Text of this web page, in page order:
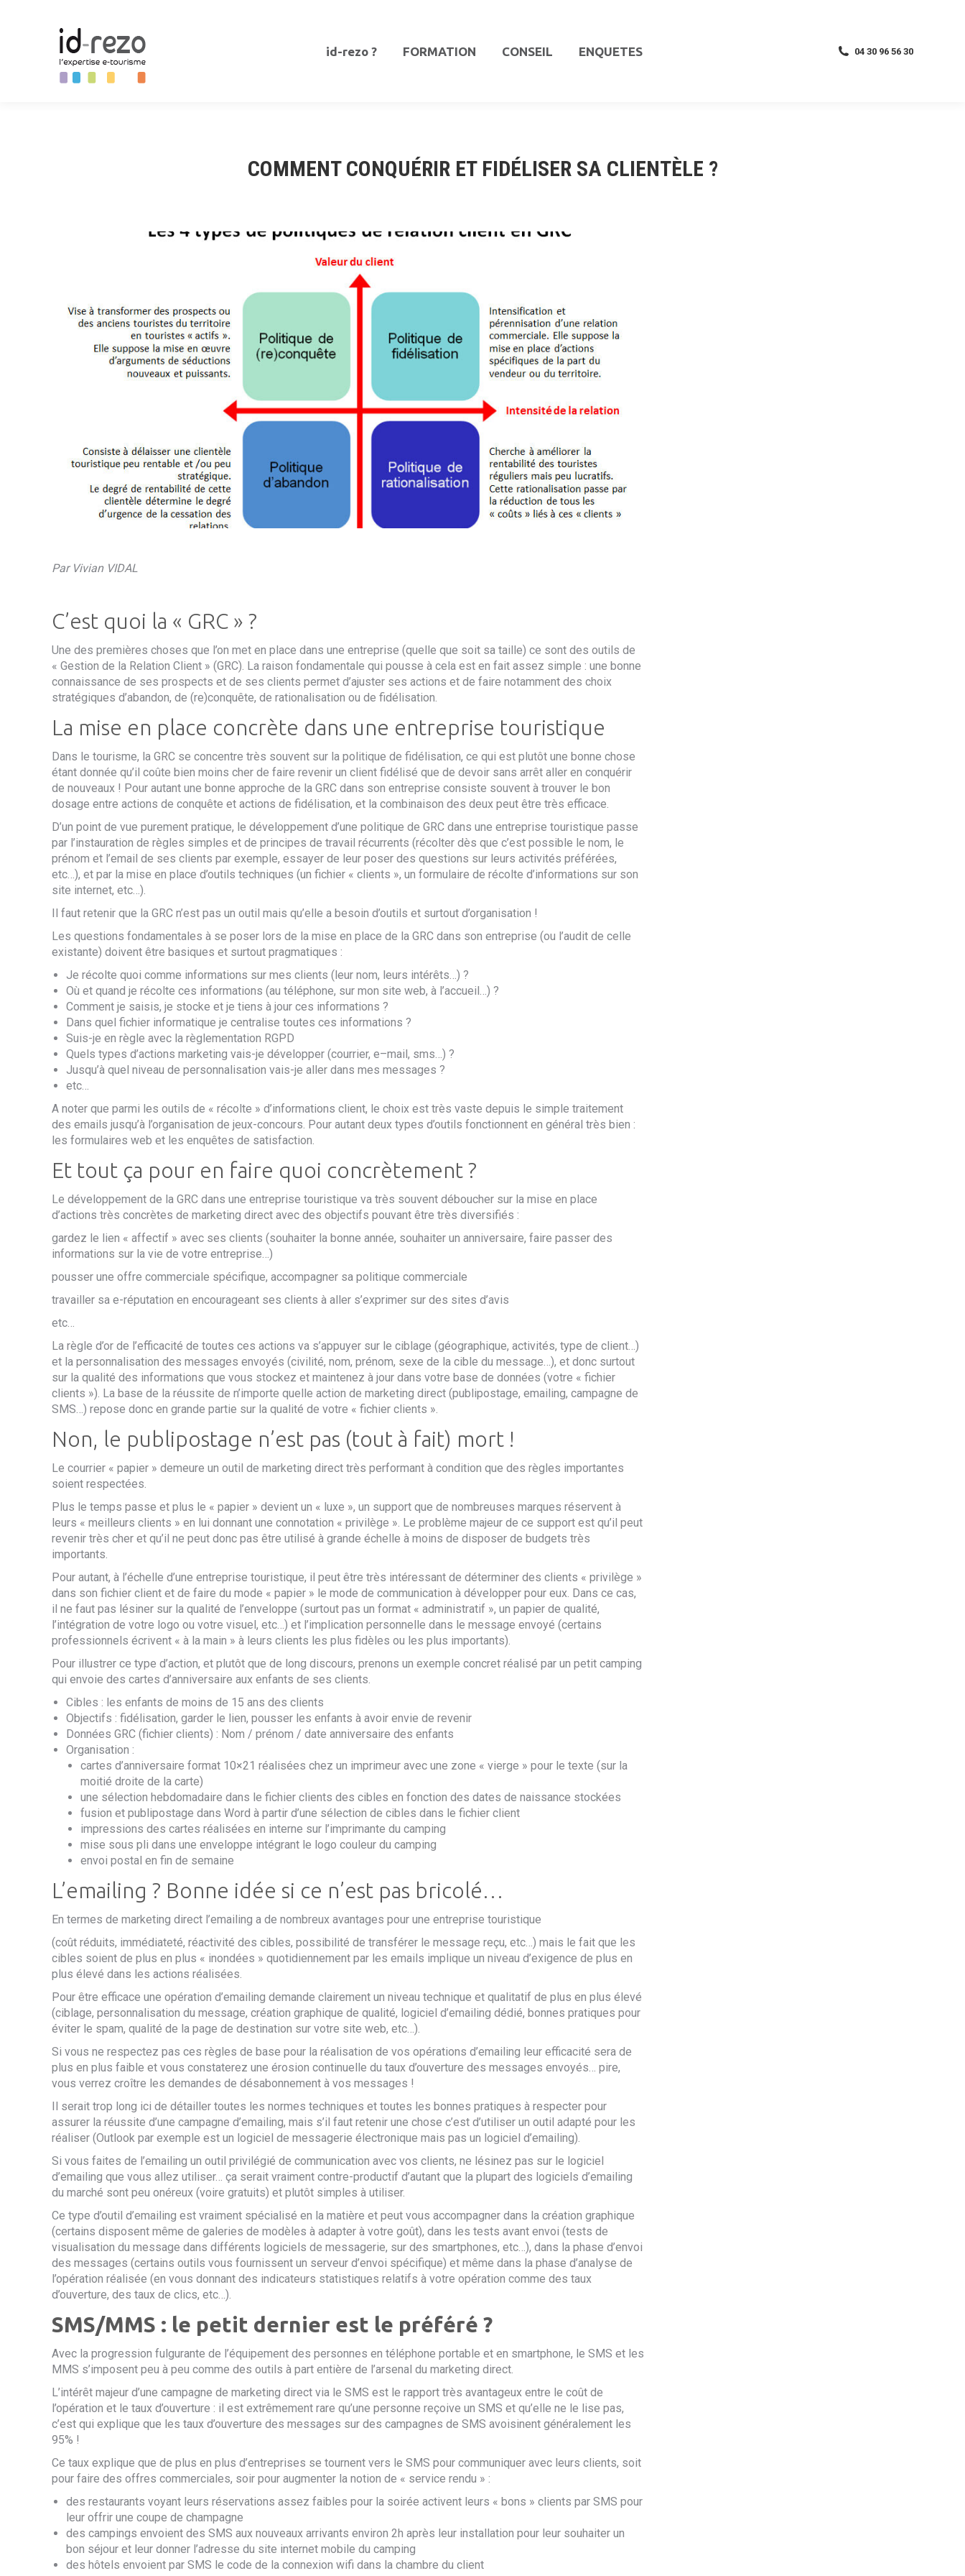
id-rezo ? FORMATION CONSEIL ENQUETES 04 30 96 56 30
COMMENT CONQUÉRIR ET FIDÉLISER SA CLIENTÈLE ?
Par Vivian VIDAL
C’est quoi la « GRC » ?
Une des premières choses que l’on met en place dans une entreprise (quelle que soit sa taille) ce sont des outils de
« Gestion de la Relation Client » (GRC). La raison fondamentale qui pousse à cela est en fait assez simple : une bonne
connaissance de ses prospects et de ses clients permet d’ajuster ses actions et de faire notamment des choix
stratégiques d’abandon, de (re)conquête, de rationalisation ou de fidélisation.
La mise en place concrète dans une entreprise touristique
Dans le tourisme, la GRC se concentre très souvent sur la politique de fidélisation, ce qui est plutôt une bonne chose
étant donnée qu’il coûte bien moins cher de faire revenir un client fidélisé que de devoir sans arrêt aller en conquérir
de nouveaux ! Pour autant une bonne approche de la GRC dans son entreprise consiste souvent à trouver le bon
dosage entre actions de conquête et actions de fidélisation, et la combinaison des deux peut être très efficace.
D’un point de vue purement pratique, le développement d’une politique de GRC dans une entreprise touristique passe
par l’instauration de règles simples et de principes de travail récurrents (récolter dès que c’est possible le nom, le
prénom et l’email de ses clients par exemple, essayer de leur poser des questions sur leurs activités préférées,
etc…), et par la mise en place d’outils techniques (un fichier « clients », un formulaire de récolte d’informations sur son
site internet, etc…).
Il faut retenir que la GRC n’est pas un outil mais qu’elle a besoin d’outils et surtout d’organisation !
Les questions fondamentales à se poser lors de la mise en place de la GRC dans son entreprise (ou l’audit de celle
existante) doivent être basiques et surtout pragmatiques :
Je récolte quoi comme informations sur mes clients (leur nom, leurs intérêts…) ?
Où et quand je récolte ces informations (au téléphone, sur mon site web, à l’accueil…) ?
Comment je saisis, je stocke et je tiens à jour ces informations ?
Dans quel fichier informatique je centralise toutes ces informations ?
Suis-je en règle avec la règlementation RGPD
Quels types d’actions marketing vais-je développer (courrier, e–mail, sms…) ?
Jusqu’à quel niveau de personnalisation vais-je aller dans mes messages ?
etc…
A noter que parmi les outils de « récolte » d’informations client, le choix est très vaste depuis le simple traitement
des emails jusqu’à l’organisation de jeux-concours. Pour autant deux types d’outils fonctionnent en général très bien :
les formulaires web et les enquêtes de satisfaction.
Et tout ça pour en faire quoi concrètement ?
Le développement de la GRC dans une entreprise touristique va très souvent déboucher sur la mise en place
d’actions très concrètes de marketing direct avec des objectifs pouvant être très diversifiés :
gardez le lien « affectif » avec ses clients (souhaiter la bonne année, souhaiter un anniversaire, faire passer des
informations sur la vie de votre entreprise …)
pousser une offre commerciale spécifique, accompagner sa politique commerciale
travailler sa e-réputation en encourageant ses clients à aller s’exprimer sur des sites d’avis
etc…
La règle d’or de l’efficacité de toutes ces actions va s’appuyer sur le ciblage (géographique, activités, type de client…)
et la personnalisation des messages envoyés (civilité, nom, prénom, sexe de la cible du message…), et donc surtout
sur la qualité des informations que vous stockez et maintenez à jour dans votre base de données (votre « fichier
clients »). La base de la réussite de n’importe quelle action de marketing direct (publipostage, emailing, campagne de
SMS…) repose donc en grande partie sur la qualité de votre « fichier clients ».
Non, le publipostage n’est pas (tout à fait) mort !
Le courrier « papier » demeure un outil de marketing direct très performant à condition que des règles importantes
soient respectées.
Plus le temps passe et plus le « papier » devient un « luxe », un support que de nombreuses marques réservent à
leurs « meilleurs clients » en lui donnant une connotation « privilège ». Le problème majeur de ce support est qu’il peut
revenir très cher et qu’il ne peut donc pas être utilisé à grande échelle à moins de disposer de budgets très
importants.
Pour autant, à l’échelle d’une entreprise touristique, il peut être très intéressant de déterminer des clients « privilège »
dans son fichier client et de faire du mode « papier » le mode de communication à développer pour eux. Dans ce cas,
il ne faut pas lésiner sur la qualité de l’enveloppe (surtout pas un format « administratif », un papier de qualité,
l’intégration de votre logo ou votre visuel, etc…) et l’implication personnelle dans le message envoyé (certains
professionnels écrivent « à la main » à leurs clients les plus fidèles ou les plus importants).
Pour illustrer ce type d’action, et plutôt que de long discours, prenons un exemple concret réalisé par un petit camping
qui envoie des cartes d’anniversaire aux enfants de ses clients.
Cibles : les enfants de moins de 15 ans des clients
Objectifs : fidélisation, garder le lien, pousser les enfants à avoir envie de revenir
Données GRC (fichier clients) : Nom / prénom / date anniversaire des enfants
Organisation :
cartes d’anniversaire format 10×21 réalisées chez un imprimeur avec une zone « vierge » pour le texte (sur la
moitié droite de la carte)
une sélection hebdomadaire dans le fichier clients des cibles en fonction des dates de naissance stockées
fusion et publipostage dans Word à partir d’une sélection de cibles dans le fichier client
impressions des cartes réalisées en interne sur l’imprimante du camping
mise sous pli dans une enveloppe intégrant le logo couleur du camping
envoi postal en fin de semaine
L’emailing ? Bonne idée si ce n’est pas bricolé…
En termes de marketing direct l’emailing a de nombreux avantages pour une entreprise touristique
(coût réduits, immédiateté, réactivité des cibles, possibilité de transférer le message reçu, etc…) mais le fait que les
cibles soient de plus en plus « inondées » quotidiennement par les emails implique un niveau d’exigence de plus en
plus élevé dans les actions réalisées.
Pour être efficace une opération d’emailing demande clairement un niveau technique et qualitatif de plus en plus élevé
(ciblage, personnalisation du message, création graphique de qualité, logiciel d’emailing dédié, bonnes pratiques pour
éviter le spam, qualité de la page de destination sur votre site web, etc…).
Si vous ne respectez pas ces règles de base pour la réalisation de vos opérations d’emailing leur efficacité sera de
plus en plus faible et vous constaterez une érosion continuelle du taux d’ouverture des messages envoyés … pire,
vous verrez croître les demandes de désabonnement à vos messages !
Il serait trop long ici de détailler toutes les normes techniques et toutes les bonnes pratiques à respecter pour
assurer la réussite d’une campagne d’emailing, mais s’il faut retenir une chose c’est d’utiliser un outil adapté pour les
réaliser (Outlook par exemple est un logiciel de messagerie électronique mais pas un logiciel d’emailing)
Si vous faites de l’emailing un outil privilégié de communication avec vos clients, ne lésinez pas sur le logiciel
d’emailing que vous allez utiliser… ça serait vraiment contre-productif d’autant que la plupart des logiciels d’emailing
du marché sont peu onéreux (voire gratuits) et plutôt simples à utiliser.
Ce type d’outil d’emailing est vraiment spécialisé en la matière et peut vous accompagner dans la création graphique
(certains disposent même de galeries de modèles à adapter à votre goût), dans les tests avant envoi (tests de
visualisation du message dans différents logiciels de messagerie, sur des smartphones, etc… ), dans la phase d’envoi
des messages (certains outils vous fournissent un serveur d’envoi spécifique) et même dans la phase d’analyse de
l’opération réalisée (en vous donnant des indicateurs statistiques relatifs à votre opération comme des taux
d’ouverture, des taux de clics, etc…).
SMS/MMS : le petit dernier est le préféré ?
Avec la progression fulgurante de l’équipement des personnes en téléphone portable et en smartphone, le SMS et les
MMS s’imposent peu à peu comme des outils à part entière de l’arsenal du marketing direct.
L’intérêt majeur d’une campagne de marketing direct via le SMS est le rapport très avantageux entre le coût de
l’opération et le taux d’ouverture : il est extrêmement rare qu’une personne reçoive un SMS et qu’elle ne le lise pas,
c’est qui explique que les taux d’ouverture des messages sur des campagnes de SMS avoisinent généralement les
95% !
Ce taux explique que de plus en plus d’entreprises se tournent vers le SMS pour communiquer avec leurs clients, soit
pour faire des offres commerciales, soir pour augmenter la notion de « service rendu » :
des restaurants voyant leurs réservations assez faibles pour la soirée activent leurs « bons » clients par SMS pour
leur offrir une coupe de champagne
des campings envoient des SMS aux nouveaux arrivants environ 2h après leur installation pour leur souhaiter un
bon séjour et leur donner l’adresse du site internet mobile du camping
des hôtels envoient par SMS le code de la connexion wifi dans la chambre du client
id-rezo ?